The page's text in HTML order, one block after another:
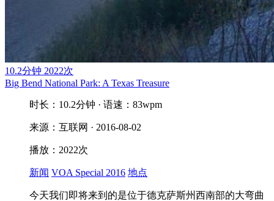
10.2分钟 2022次
Big Bend National Park: A Texas Treasure
时长：10.2分钟 · 语速：83wpm
来源：互联网 · 2016-08-02
播放：2022次
新闻 VOA Special 2016 地点
今天我们即将来到的是位于德克萨斯州西南部的大弯曲